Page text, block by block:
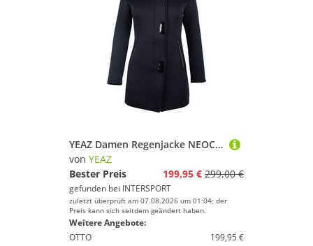
YEAZ Damen Regenjacke NEOCOAT FEMALE
von YEAZ
Bester Preis
199,95 € 299,00 €
gefunden bei INTERSPORT
zuletzt überprüft am 07.08.2026 um 01:04; der
Preis kann sich seitdem geändert haben.
Weitere Angebote:
OTTO
199,95 €